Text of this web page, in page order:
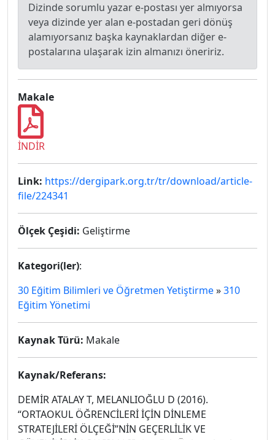
Dizinde sorumlu yazar e-postası yer almıyorsa
veya dizinde yer alan e-postadan geri dönüş
alamıyorsanız başka kaynaklardan diğer e-
postalarına ulaşarak izin almanızı öneririz.
Makale
İNDİR
Link: https://dergipark.org.tr/tr/download/article-
file/224341
Ölçek Çeşidi: Geliştirme
Kategori(ler):
30 Eğitim Bilimleri ve Öğretmen Yetiştirme»310
Eğitim Yönetimi
Kaynak Türü: Makale
Kaynak/Referans:
DEMİR ATALAY T, MELANLIOĞLU D (2016).
“ORTAOKUL ÖĞRENCİLERİ İÇİN DİNLEME
STRATEJİLERİ ÖLÇEĞİ”NİN GEÇERLİLİK VE